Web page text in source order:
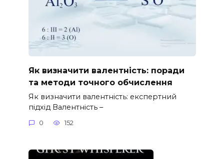
Як визначити валентність: поради
та методи точного обчислення
Як визначити валентність: експертний
підхід Валентність –
0 152